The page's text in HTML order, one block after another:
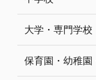
大学・専門学校
保育園・幼稚園